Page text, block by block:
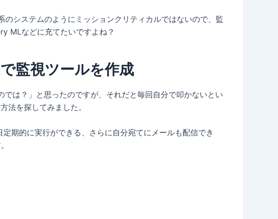
システムのようにミッションクリティカルではないので、監
MLなどに充てたいですよね？
監視ツールを作成
は？」と思ったのですが、それだと毎回自分で叩かないとい
法を探してみました。
期的に実行ができる、さらに自分宛てにメールも配信でき